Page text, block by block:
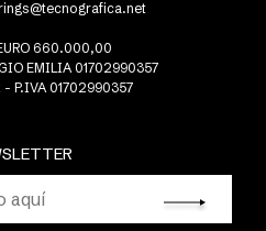
660.000,00
EMILIA 01702990357
- P.IVA 01702990357